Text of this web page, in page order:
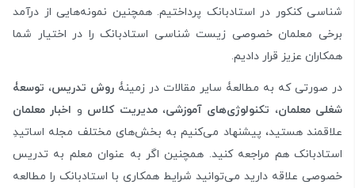
شناسی کنکور در استادبانک پرداختیم. همچنین نمونه‌هایی از درآمد
برخی معلمان خصوصی زیست شناسی استادبانک را در اختیار شما
همکاران عزیز قرار دادیم.
در صورتی که به مطالعۀ سایر مقالات در زمینۀ روش‌ تدریس، توسعۀ
شغلی معلمان، تکنولوژی‌های آموزشی،مدیریت کلاس و اخبار معلمان
علاقمند هستید، پیشنهاد می‌کنیم به بخش‌های مختلف مجله اساتیدِ
استادبانک هم مراجعه کنید. همچنین اگر به عنوان معلم به تدریس
خصوصی علاقه دارید می‌توانید شرایط همکاری با استادبانک را مطالعه